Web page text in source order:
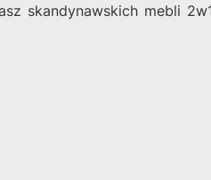
skandynawskich mebli